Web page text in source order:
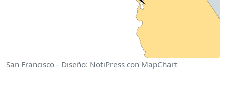
San Francisco - Diseño: NotiPress con MapChart